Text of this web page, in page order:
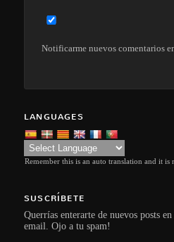
Notificarme nuevos comentarios
LANGUAGES
Remember this is an auto translation and it is
SUSCRÍBETE
Querrías enterarte de nuevos posts
email. Ojo a tu spam!